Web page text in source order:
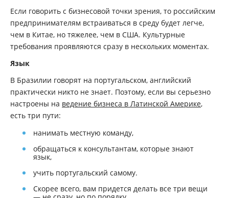
Если говорить с бизнесовой точки зрения, то российским
предпринимателям встраиваться в среду будет легче,
чем в Китае, но тяжелее, чем в США. Культурные
требования проявляются сразу в нескольких моментах.
Язык
В Бразилии говорят на португальском, английский
практически никто не знает. Поэтому, если вы серьезно
настроены на ведение бизнеса в Латинской Америке,
есть три пути:
нанимать местную команду,
обращаться к консультантам, которые знают
язык,
учить португальский самому.
Скорее всего, вам придется делать все три вещи